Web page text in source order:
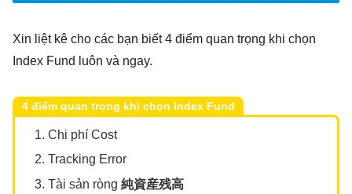
Xin liệt kê cho các bạn biết 4 điểm quan trọng khi chọn
Index Fund luôn và ngay.
4 điểm quan trọng khi chọn Index Fund
Chi phí Cost
Tracking Error
Tài sản ròng 純資産残高